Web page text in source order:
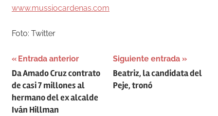
www.mussiocardenas.com
Foto: Twitter
Navegación
de
entradas
Entrada anterior
Da Amado Cruz contrato
de casi 7 millones al
hermano del ex alcalde
Iván Hillman
Siguiente entrada
Beatriz, la candidata del
Peje, tronó